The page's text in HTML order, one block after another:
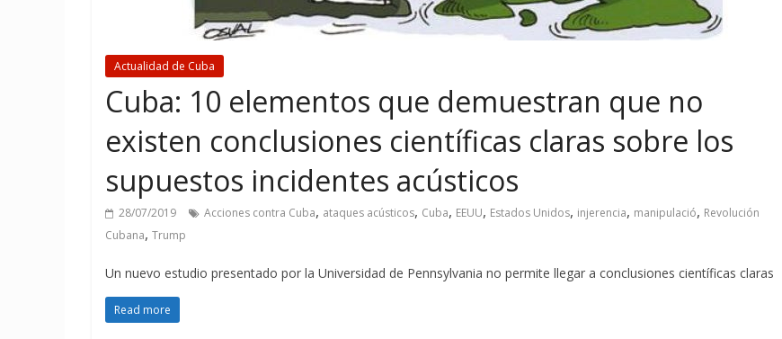
Actualidad de Cuba
Cuba: 10 elementos que demuestran que no
existen conclusiones científicas claras sobre los
supuestos incidentes acústicos
28/07/2019 Acciones contra Cuba, ataques acústicos, Cuba, EEUU, Estados Unidos, injerencia, manipulació, Revolución
Cubana, Trump
Un nuevo estudio presentado por la Universidad de Pennsylvania no permite llegar a conclusiones científicas claras
Read more